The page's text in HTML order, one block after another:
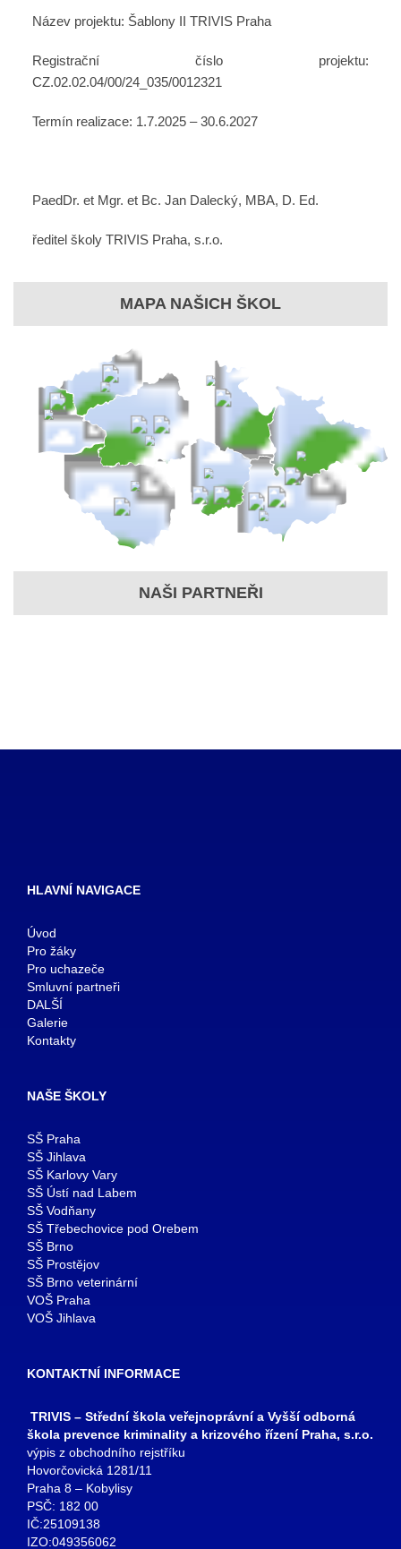
Název projektu: Šablony II TRIVIS Praha
Registrační číslo projektu:
CZ.02.02.04/00/24_035/0012321
Termín realizace: 1.7.2025 – 30.6.2027
PaedDr. et Mgr. et Bc. Jan Dalecký, MBA, D. Ed.
ředitel školy TRIVIS Praha, s.r.o.
MAPA NAŠICH ŠKOL
NAŠI PARTNEŘI
HLAVNÍ NAVIGACE
Úvod
Pro žáky
Pro uchazeče
Smluvní partneři
DALŠÍ
Galerie
Kontakty
NAŠE ŠKOLY
SŠ Praha
SŠ Jihlava
SŠ Karlovy Vary
SŠ Ústí nad Labem
SŠ Vodňany
SŠ Třebechovice pod Orebem
SŠ Brno
SŠ Prostějov
SŠ Brno veterinární
VOŠ Praha
VOŠ Jihlava
KONTAKTNÍ INFORMACE
TRIVIS – Střední škola veřejnoprávní a Vyšší odborná
škola prevence kriminality a krizového řízení Praha, s.r.o.
výpis z obchodního rejstříku
Hovorčovická 1281/11
Praha 8 – Kobylisy
PSČ: 182 00
IČ:25109138
IZO:049356062